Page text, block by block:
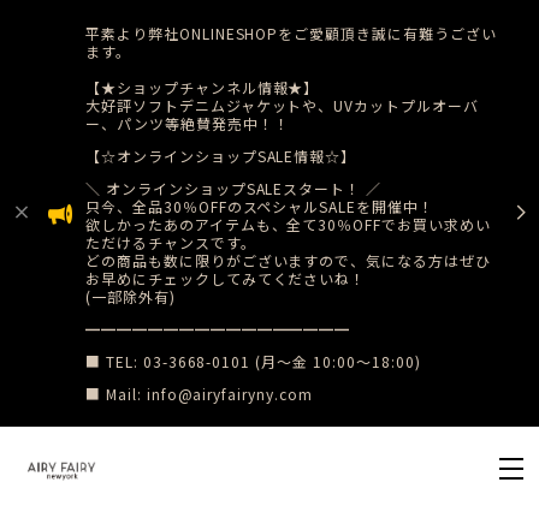
平素より弊社ONLINESHOPをご愛顧頂き誠に有難うござい
ます。
【★ショップチャンネル情報★】
大好評ソフトデニムジャケットや、UVカットプルオーバ
ー、パンツ等絶賛発売中！！
【☆オンラインショップSALE情報☆】
​＼ オンラインショップSALEスタート！ ／
只今、全品30％OFFのスペシャルSALEを開催中！
​欲しかったあのアイテムも、全て30％OFFでお買い求めい
ただけるチャンスです。
どの商品も数に限りがございますので、気になる方はぜひ
お早めにチェックしてみてくださいね！
(一部除外有)
​━━━━━━━━━━━━━━━━━
■ TEL: 03-3668-0101 (月〜金 10:00〜18:00)
■ Mail: info@airyfairyny.com